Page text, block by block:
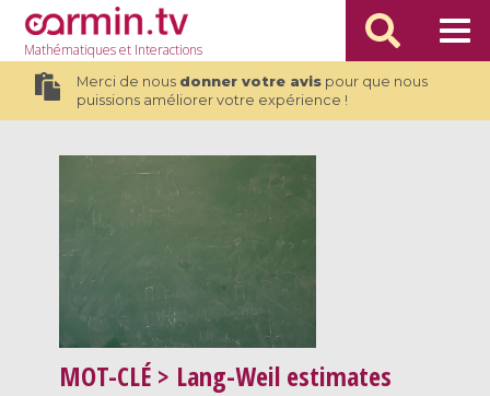
Mathématiqueset Interactions
Merci de nous donner votre avispour que nous
puissions améliorer votre expérience !
MOT-CLÉ > Lang-Weil estimates